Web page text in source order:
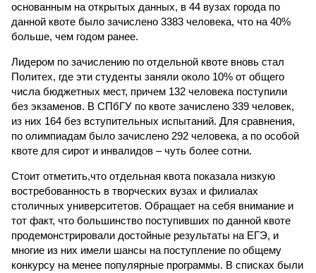
основанным на открытых данных, в 44 вузах города по
данной квоте было зачислено 3383 человека, что на 40%
больше, чем годом ранее.
Лидером по зачислению по отдельной квоте вновь стал
Политех, где эти студенты заняли около 10% от общего
числа бюджетных мест, причем 132 человека поступили
без экзаменов. В СПбГУ по квоте зачислено 339 человек,
из них 164 без вступительных испытаний. Для сравнения,
по олимпиадам было зачислено 292 человека, а по особой
квоте для сирот и инвалидов – чуть более сотни.
Стоит отметить,что отдельная квота показала низкую
востребованность в творческих вузах и филиалах
столичных университетов. Обращает на себя внимание и
тот факт, что большинство поступивших по данной квоте
продемонстрировали достойные результаты на ЕГЭ, и
многие из них имели шансы на поступление по общему
конкурсу на менее популярные программы. В списках были